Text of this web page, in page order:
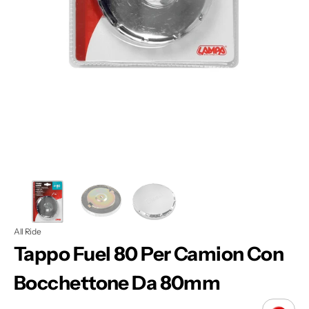
Apri
1
dei
contenuti
multimediali
modalità
All Ride
Tappo Fuel 80 Per Camion Con
Bocchettone Da 80mm